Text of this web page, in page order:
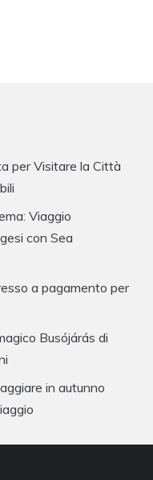
per Visitare la Città
Viaggio
con Sea
a pagamento per
Busójárás di
in autunno